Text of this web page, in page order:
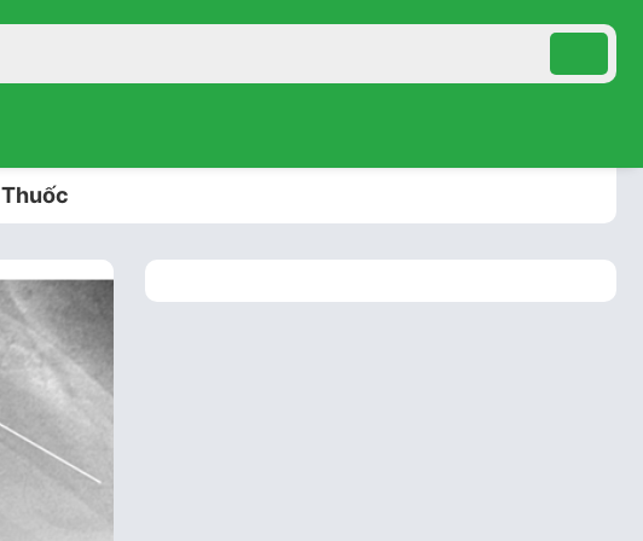
Thuốc